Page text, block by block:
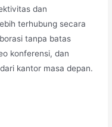
dan
terhubung secara
tanpa batas
konferensi, dan
kantor masa depan.